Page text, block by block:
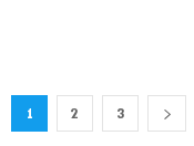
1 2 3